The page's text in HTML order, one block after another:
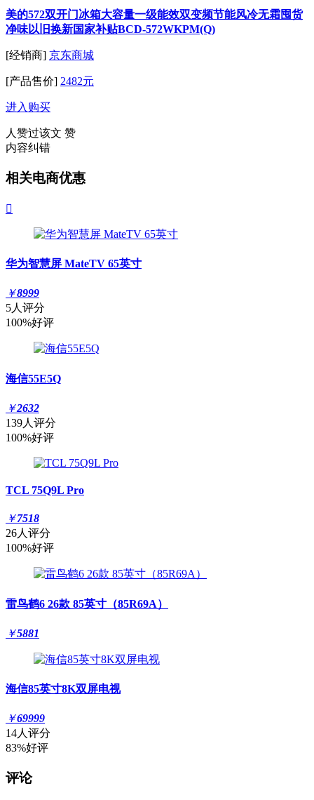
美的572双开门冰箱大容量一级能效双变频节能风冷无霜囤货
净味以旧换新国家补贴BCD-572WKPM(Q)
[经销商] 京东商城
[产品售价] 2482元
进入购买
人赞过该文 赞
内容纠错
相关电商优惠

华为智慧屏 MateTV 65英寸
￥8999
5人评分
100%好评
海信55E5Q
￥2632
139人评分
100%好评
TCL 75Q9L Pro
￥7518
26人评分
100%好评
雷鸟鹤6 26款 85英寸（85R69A）
￥5881
海信85英寸8K双屏电视
￥69999
14人评分
83%好评
评论